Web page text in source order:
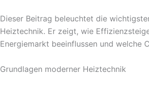
Dieser Beitrag beleuchtet die
Heiztechnik. Er zeigt, wie
Energiemarkt beeinflussen und welche
Grundlagen moderner Heiztechnik